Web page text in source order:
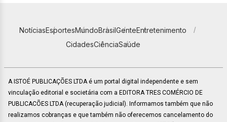
NotíciasEsportesMundoBrasilGenteEntretenimento
CidadesCiênciaSaúde
A ISTOÉ PUBLICAÇÕES LTDA é um portal digital independente e sem
vinculação editorial e societária com a EDITORA TRES COMÉRCIO DE
PUBLICACÕES LTDA (recuperação judicial). Informamos também que não
realizamos cobranças e que também não oferecemos cancelamento do